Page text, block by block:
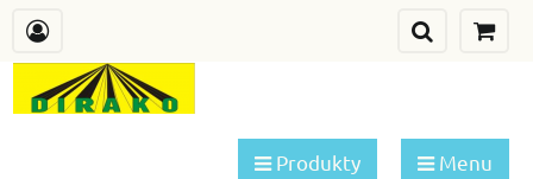
Produkty Menu